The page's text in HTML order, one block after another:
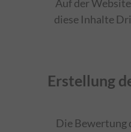
Auf der
diese Inhalte
Erstellung
Die Bewertung